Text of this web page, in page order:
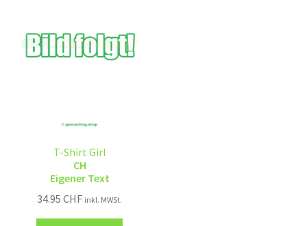
T-Shirt Girl
CH
Eigener Text
34.95CHF inkl. MWSt.